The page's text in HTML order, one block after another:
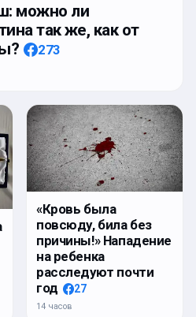
можно ли
так же, как от
273
«Кровь была
повсюду, била без
причины!» Нападение
на ребенка
расследуют почти
год
27
14 часов